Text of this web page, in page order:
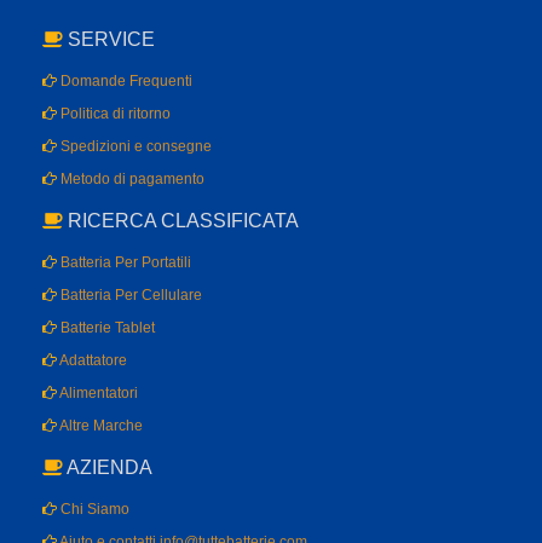
SERVICE
Domande Frequenti
Politica di ritorno
Spedizioni e consegne
Metodo di pagamento
RICERCA CLASSIFICATA
Batteria Per Portatili
Batteria Per Cellulare
Batterie Tablet
Adattatore
Alimentatori
Altre Marche
AZIENDA
Chi Siamo